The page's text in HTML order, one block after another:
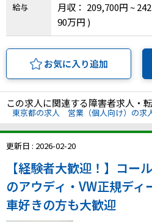
給与
月収： 209,700円 ~
90万円 )
お気に入り追加
この求人に関連する障害者求人・
東京都の求人 営業（個人向け）の求
更新日 : 2026-02-20
【経験者大歓迎！】コー
のアウディ・VW正規ディ
車好きの方も大歓迎
しいたけ生産で実現する
新しい障害者雇用支援サービス
ご利用ガ
法人向け
メニューを